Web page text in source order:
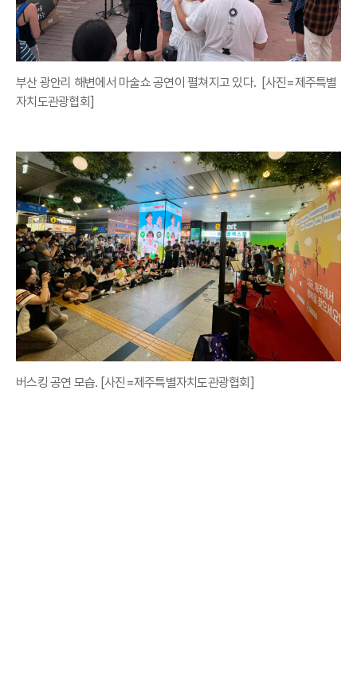
부산 광안리 해변에서 마술쇼 공연이 펼쳐지고 있다. [사진=제주특별
자치도관광협회]
버스킹 공연 모습. [사진=제주특별자치도관광협회]